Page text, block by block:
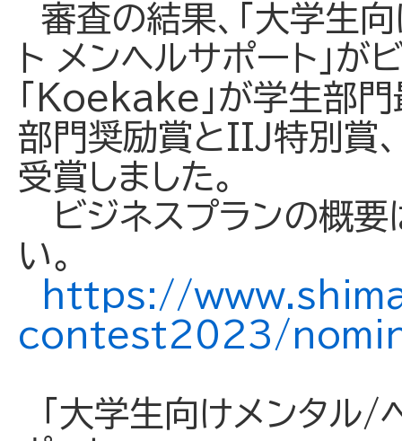
審査の結果、「大学生
ト メンヘルサポート」が
「Koekake」が学生部門
部門奨励賞とIIJ特別賞、
受賞しました。
ビジネスプランの概要
い。
https://
contest2023/
「大学生向けメンタル/